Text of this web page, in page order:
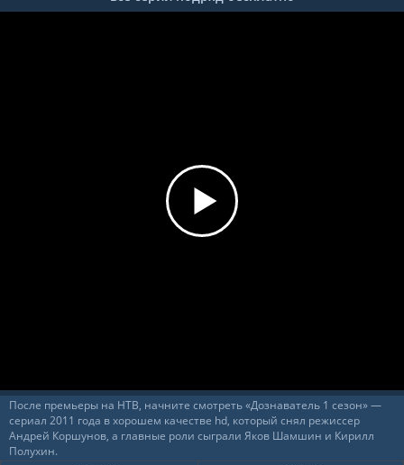
После премьеры на НТВ, начните смотреть «Дознаватель 1 сезон» —
сериал 2011 года в хорошем качестве hd, который снял режиссер
Андрей Коршунов, а главные роли сыграли Яков Шамшин и Кирилл
Полухин.